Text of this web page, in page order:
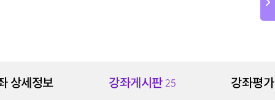
상세정보 강좌게시판 25 강좌평